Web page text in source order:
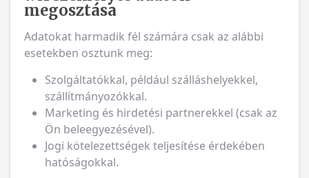
megosztása
Adatokat harmadik fél számára csak az alábbi
esetekben osztunk meg:
Szolgáltatókkal, például szálláshelyekkel,
szállítmányozókkal.
Marketing és hirdetési partnerekkel (csak az
Ön beleegyezésével).
Jogi kötelezettségek teljesítése érdekében
hatóságokkal.